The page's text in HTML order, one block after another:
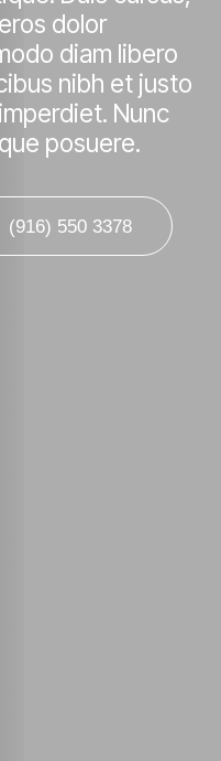
dolor
diam libero
nibh et justo
Nunc
posuere.
(916) 550 3378